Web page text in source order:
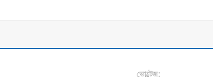
ভোল্টেজ: